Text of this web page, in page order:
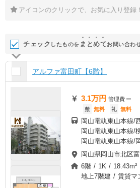
アイコンのクリックで、お気に入り登録！
チェック したものを ま とめてお問い合わ
アルファ富田町【6階】
3.1万円 管理費 ー
敷 無料 礼 無料
岡山電軌東山本線/
岡山電軌東山本線/
岡山電軌東山本線/
岡山県岡山市北区富
6階 / 1K / 18.43m²
地上7階建 / 賃貸マ